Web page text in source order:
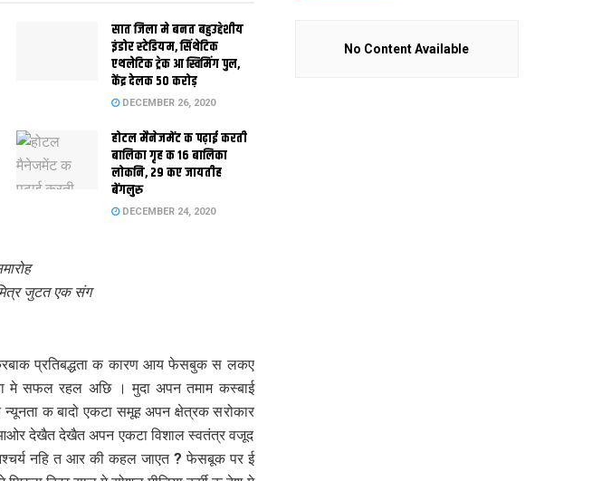
सात जिला मे बनत बहुउद्देशीय
इंडोर स्‍टेडि‍यम, सिंथेटिक
एथलेटिक ट्रेक आ स्विमिंग पुल,
केंद्र देलक 50 करोड़
DECEMBER 26, 2020
होटल मैनेजमेंट क पढ़ाई करती
बालिका गृह क 16 बालिका
लोकनि, 29 कए जायतीह
बेंगलुरु
DECEMBER 24, 2020
जुटत एक संग
प्रतिबद्धता क कारण आय फेसबुक स लकए
मे सफल रहल अछि । मुदा अपन तमाम कस्‍बाई
क बादो एकटा समूह अपन क्षेत्रक सरोकार
देखैत देखैत अपन एकटा विशाल स्वतंत्र वजूद
नहि त आर की कहल जाएत ? फेसबूक पर ई
No Content Available